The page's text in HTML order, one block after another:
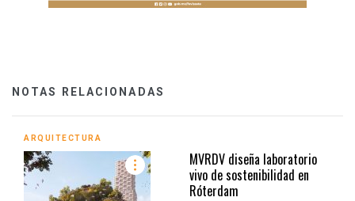
NOTAS RELACIONADAS
ARQUITECTURA
MVRDV diseña laboratorio
vivo de sostenibilidad en
Róterdam